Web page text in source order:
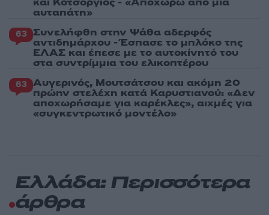
αυταπάτη»
63 Συνελήφθη στην Ψάθα αδερφός
αντιδημάρχου - Έσπασε το μπλόκο της
ΕΛΑΣ και έπεσε με το αυτοκίνητό του
στα συντρίμμια του ελικοπτέρου
63 Αυγερινός, Μουτσάτσου και ακόμη 20
πρώην στελέχη κατά Καρυστιανού: «Δεν
αποχωρήσαμε για καρέκλες», αιχμές για
«συγκεντρωτικό μοντέλο»
Ελλάδα: Περισσότερα
άρθρα